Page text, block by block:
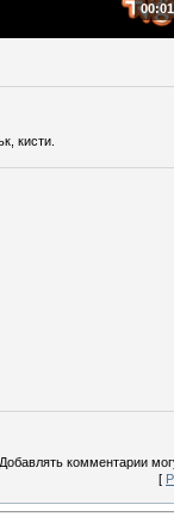
кисти.
Добавлять комментарии
[